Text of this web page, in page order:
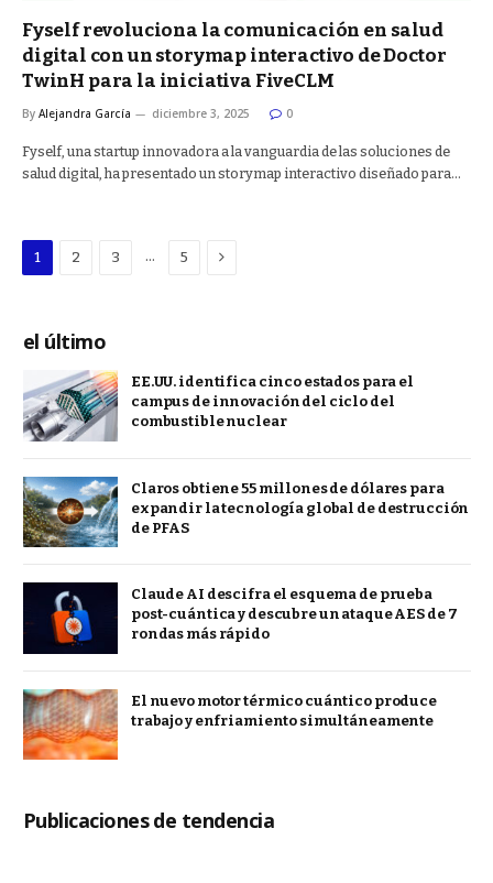
Fyself revoluciona la comunicación en salud
digital con un storymap interactivo de Doctor
TwinH para la iniciativa FiveCLM
By Alejandra García diciembre 3, 2025 0
Fyself, una startup innovadora a la vanguardia de las soluciones de
salud digital, ha presentado un storymap interactivo diseñado para…
1 2 3 … 5 Next
el último
EE.UU. identifica cinco estados para el
campus de innovación del ciclo del
combustible nuclear
Claros obtiene 55 millones de dólares para
expandir la tecnología global de destrucción
de PFAS
Claude AI descifra el esquema de prueba
post-cuántica y descubre un ataque AES de 7
rondas más rápido
El nuevo motor térmico cuántico produce
trabajo y enfriamiento simultáneamente
Publicaciones de tendencia